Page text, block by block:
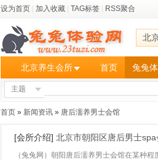
设为首页 加入收藏 TAG标签 RSS聚合
北
北京养生会所 首页 兔兔
主题
首页 » 新闻资讯 » 唐后濡养男士会馆
[会所介绍] 北京市朝阳区唐后男士
（兔兔网）朝阳唐后濡养男士会馆在某种